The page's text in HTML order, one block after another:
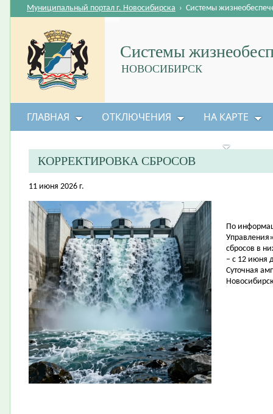
Системы
НОВОСИБИРСК
Муниципальный портал г. Новосибирска › Системы
ГЛАВНАЯ ОТКЛЮЧЕНИЯ НА КАРТЕ
КОРРЕКТИРОВКА СБРОСОВ
11 июня 2026 г.
По
сбросов в
– с 12 июня
Суточная